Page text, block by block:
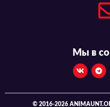
Мы в
© 2016-2026